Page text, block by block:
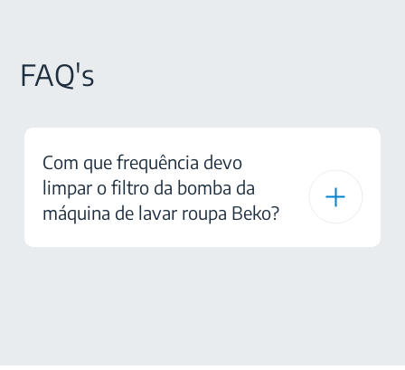
FAQ's
Com que frequência devo
limpar o filtro da bomba da
máquina de lavar roupa Beko?